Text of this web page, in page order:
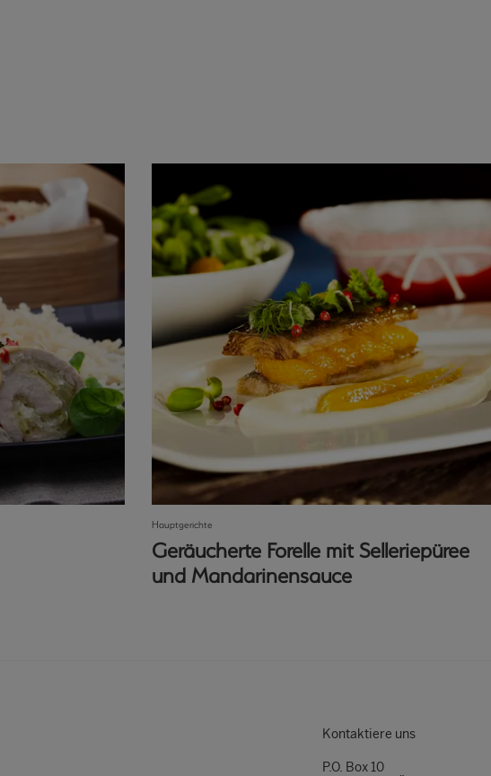
Hauptgerichte
Geräucherte Forelle mit Selleriepüree
und Mandarinensauce
Kontaktiere uns
P.O. Box 10